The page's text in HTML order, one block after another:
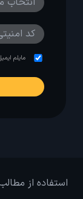
مایلم
استفاده از